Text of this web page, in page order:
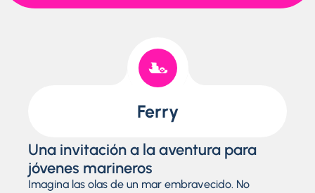
Ferry
Una invitación a la aventura para
jóvenes marineros
Imagina las olas de un mar embravecido. No